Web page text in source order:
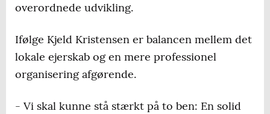
overordnede udvikling.
Ifølge Kjeld Kristensen er balancen mellem det
lokale ejerskab og en mere professionel
organisering afgørende.
- Vi skal kunne stå stærkt på to ben: En solid